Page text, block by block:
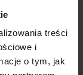
treści
i
o tym, jak